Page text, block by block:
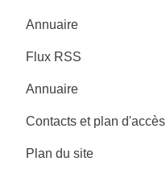
Annuaire
Flux RSS
Annuaire
Contacts et plan d'accès
Plan du site